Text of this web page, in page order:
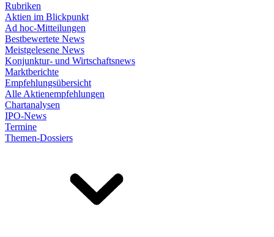
Rubriken
Aktien im Blickpunkt
Ad hoc-Mitteilungen
Bestbewertete News
Meistgelesene News
Konjunktur- und Wirtschaftsnews
Marktberichte
Empfehlungsübersicht
Alle Aktienempfehlungen
Chartanalysen
IPO-News
Termine
Themen-Dossiers